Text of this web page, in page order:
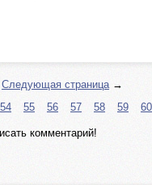
Следующая страница→
54 55 56 57 58 59 60
комментарий!